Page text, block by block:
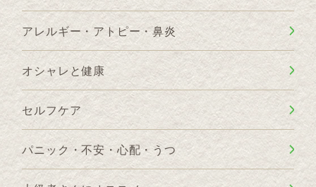
アレルギー・アトピー・鼻炎
オシャレと健康
セルフケア
パニック・不安・心配・うつ